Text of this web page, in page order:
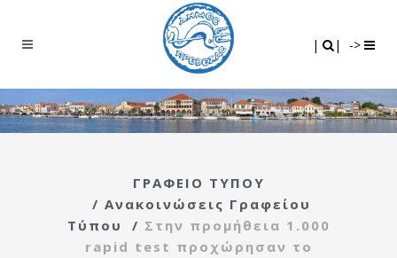
| | ->
ΓΡΑΦΕΙΟ ΤΥΠΟΥ
/ Ανακοινώσεις Γραφείου
Τύπου
/ Στην προμήθεια 1.000
rapid test προχώρησαν το